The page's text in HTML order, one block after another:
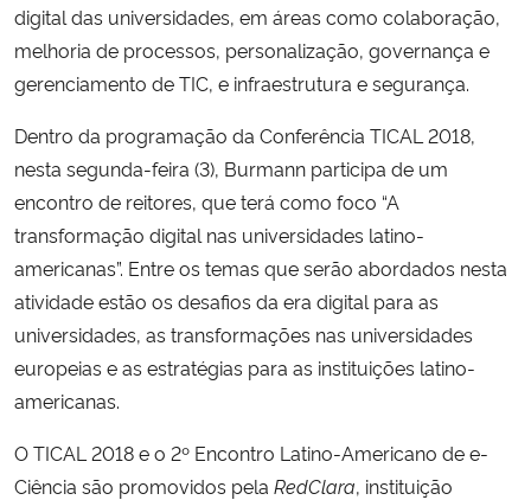
digital das universidades, em áreas como colaboração,
melhoria de processos, personalização, governança e
gerenciamento de TIC, e infraestrutura e segurança.
Dentro da programação da Conferência TICAL 2018,
nesta segunda-feira (3), Burmann participa de um
encontro de reitores, que terá como foco “A
transformação digital nas universidades latino-
americanas”. Entre os temas que serão abordados nesta
atividade estão os desafios da era digital para as
universidades, as transformações nas universidades
europeias e as estratégias para as instituições latino-
americanas.
O TICAL 2018 e o 2º Encontro Latino-Americano de e-
Ciência são promovidos pela RedClara, instituição